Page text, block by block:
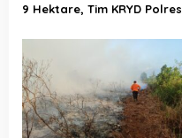
9 Hektare, Tim KRYD Polres
Bara di Bawah Gambut